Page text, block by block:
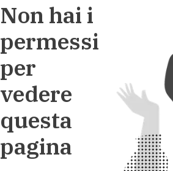
Non hai i
permessi
per
vedere
questa
pagina